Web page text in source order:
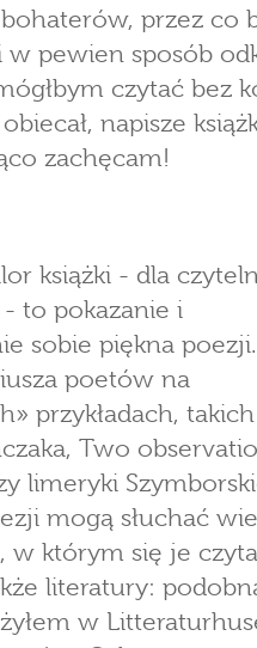
przez co
w pewien sposób
czytać bez
napisze
zachęcam!
książki - dla
to pokazanie i
sobie piękna
poetów na
przykładach,
Two
limeryki
mogą słuchać
w którym się je
literatury:
w